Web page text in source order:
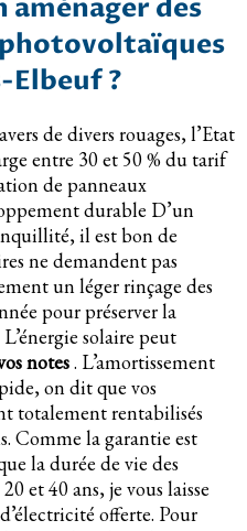
aménager des
Elbeuf ?
de divers rouages, l’Etat
entre 30 et 50 % du tarif
de panneaux
durable D’un
il est bon de
ne demandent pas
un léger rinçage des
pour préserver la
solaire peut
notes. L’amortissement
on dit que vos
totalement rentabilisés
Comme la garantie est
la durée de vie des
et 40 ans, je vous laisse
offerte. Pour